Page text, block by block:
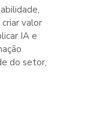
valor
IA e
do setor,